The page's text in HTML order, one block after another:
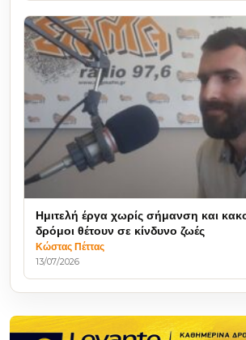
Ημιτελή έργα χωρίς σήμανση και
δρόμοι θέτουν σε κίνδυνο ζωές
Κώστας Πέττας
13/07/2026